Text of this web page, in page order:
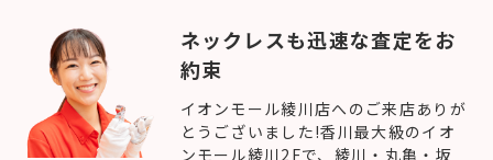
ネックレスも迅速な査定をお
約束
イオンモール綾川店へのご来店ありが
とうございました!香川最大級のイオ
ンモール綾川2Fで、綾川・丸亀・坂